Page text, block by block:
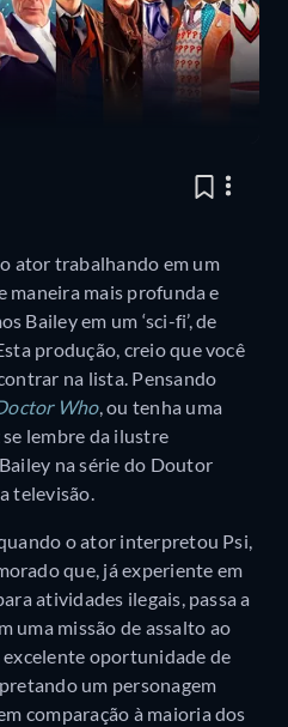
ator trabalhando em um
maneira mais profunda e
Bailey em um ‘sci-fi’, de
produção, creio que você
na lista. Pensando
Who, ou tenha uma
lembre da ilustre
na série do Doutor
televisão.
o ator interpretou Psi,
que, já experiente em
atividades ilegais, passa a
uma missão de assalto ao
excelente oportunidade de
um personagem
comparação à maioria dos